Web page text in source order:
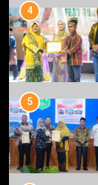
14
15
4
5